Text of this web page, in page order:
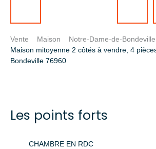
Vente Maison
Notre-Dame-de-
Maison mitoyenne 2 côtés à vendre, 4
Bondeville 76960
Les points forts
CHAMBRE EN RDC